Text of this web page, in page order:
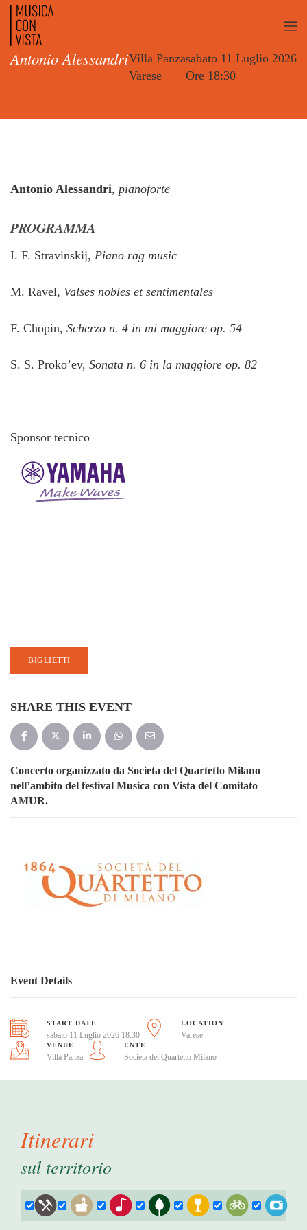
Antonio AlessandriVilla Panza
Varese
sabato 11 Luglio 2026
Ore 18:30
Antonio Alessandri, pianoforte
PROGRAMMA
I. F. Stravinskij, Piano rag music
M. Ravel, Valses nobles et sentimentales
F. Chopin, Scherzo n. 4 in mi maggiore op. 54
S. S. Proko’ev, Sonata n. 6 in la maggiore op. 82
Sponsor tecnico
BIGLIETTI
SHARE THIS EVENT
Concerto organizzato da Societa del Quartetto Milano
nell’ambito del festival Musica con Vista del Comitato
AMUR.
Event Details
START DATE
sabato 11 Luglio 2026 18:30
LOCATION
Varese
VENUE
Villa Panza
ENTE
Societa del Quartetto Milano
Itinerari
sul territorio